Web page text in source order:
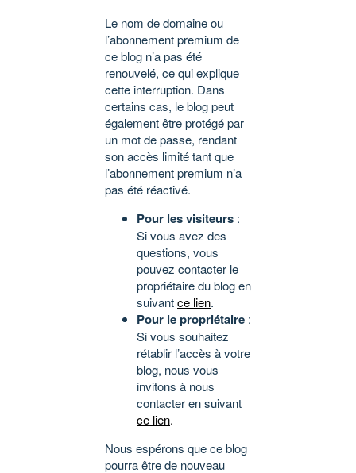
Le nom de domaine ou
l’abonnement premium de
ce blog n’a pas été
renouvelé, ce qui explique
cette interruption. Dans
certains cas, le blog peut
également être protégé par
un mot de passe, rendant
son accès limité tant que
l’abonnement premium n’a
pas été réactivé.
Pour les visiteurs :
Si vous avez des
questions, vous
pouvez contacter le
propriétaire du blog en
suivantce lien.
Pour le propriétaire :
Si vous souhaitez
rétablir l’accès à votre
blog, nous vous
invitons à nous
contacter en suivant
ce lien.
Nous espérons que ce blog
pourra être de nouveau